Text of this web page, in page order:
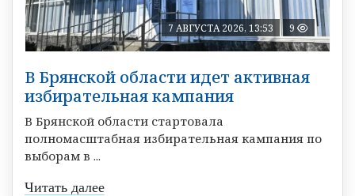
7 АВГУСТА 2026, 13:53 9
В Брянской области идет активная
избирательная кампания
В Брянской области стартовала
полномасштабная избирательная кампания по
выборам в ...
Читать далее